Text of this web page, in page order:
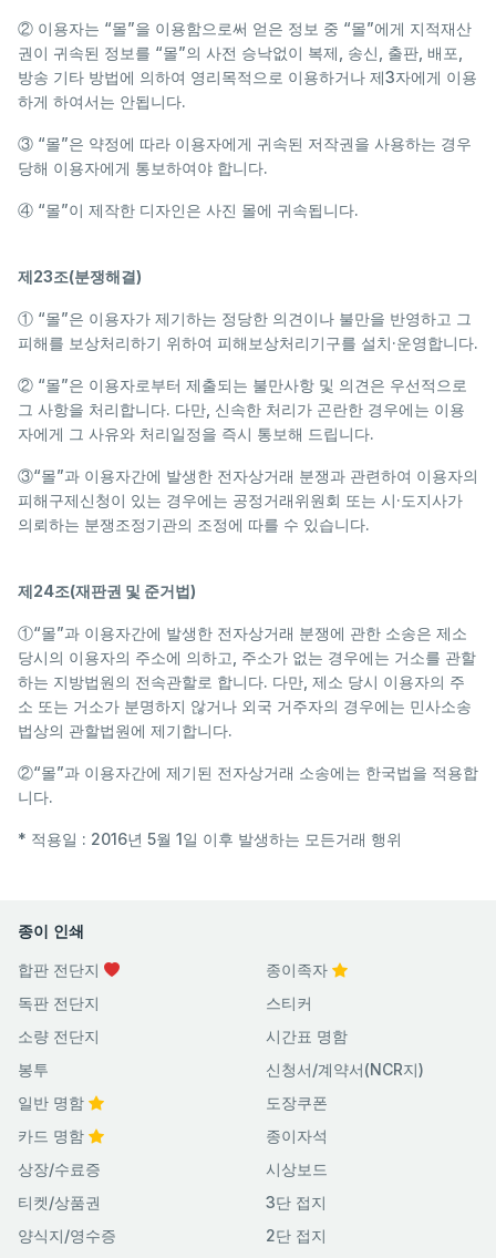
② 이용자는 “몰”을 이용함으로써 얻은 정보 중 “몰”에게 지적재산
권이 귀속된 정보를 “몰”의 사전 승낙없이 복제, 송신, 출판, 배포,
방송 기타 방법에 의하여 영리목적으로 이용하거나 제3자에게 이용
하게 하여서는 안됩니다.
③ “몰”은 약정에 따라 이용자에게 귀속된 저작권을 사용하는 경우
당해 이용자에게 통보하여야 합니다.
④ “몰”이 제작한 디자인은 사진 몰에 귀속됩니다.
제23조(분쟁해결)
① “몰”은 이용자가 제기하는 정당한 의견이나 불만을 반영하고 그
피해를 보상처리하기 위하여 피해보상처리기구를 설치·운영합니다.
② “몰”은 이용자로부터 제출되는 불만사항 및 의견은 우선적으로
그 사항을 처리합니다. 다만, 신속한 처리가 곤란한 경우에는 이용
자에게 그 사유와 처리일정을 즉시 통보해 드립니다.
③“몰”과 이용자간에 발생한 전자상거래 분쟁과 관련하여 이용자의
피해구제신청이 있는 경우에는 공정거래위원회 또는 시·도지사가
의뢰하는 분쟁조정기관의 조정에 따를 수 있습니다.
제24조(재판권 및 준거법)
①“몰”과 이용자간에 발생한 전자상거래 분쟁에 관한 소송은 제소
당시의 이용자의 주소에 의하고, 주소가 없는 경우에는 거소를 관할
하는 지방법원의 전속관할로 합니다. 다만, 제소 당시 이용자의 주
소 또는 거소가 분명하지 않거나 외국 거주자의 경우에는 민사소송
법상의 관할법원에 제기합니다.
②“몰”과 이용자간에 제기된 전자상거래 소송에는 한국법을 적용합
니다.
* 적용일 : 2016년 5월 1일 이후 발생하는 모든거래 행위
종이 인쇄
합판 전단지
독판 전단지
소량 전단지
봉투
일반 명함
카드 명함
상장/수료증
티켓/상품권
양식지/영수증
종이족자
스티커
시간표 명함
신청서/계약서(NCR지)
도장쿠폰
종이자석
시상보드
3단 접지
2단 접지